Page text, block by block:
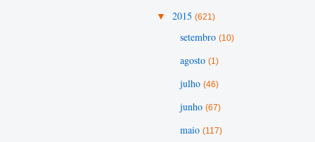
▼ 2015 (621)
setembro (10)
agosto (1)
julho (46)
junho (67)
maio (117)